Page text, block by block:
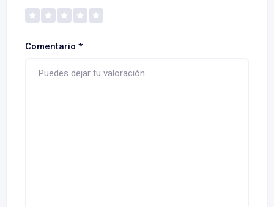
Comentario *